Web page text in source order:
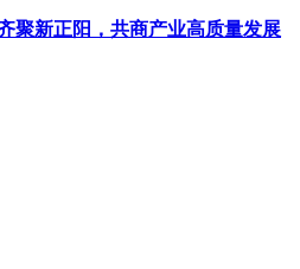
聚新正阳，共商产业高质量发展